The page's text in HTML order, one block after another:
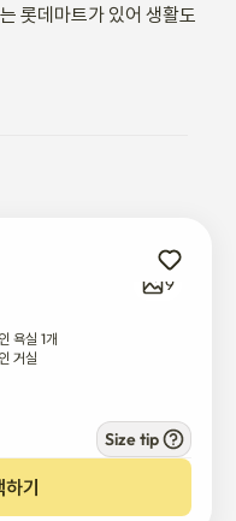
롯데마트가 있어 생활도
인까지 편안한 휴식이 가
블 채널을 자유롭게 이용하
간을 유지하고 있습니다.
9
욕실 1개
거실
Size tip
기